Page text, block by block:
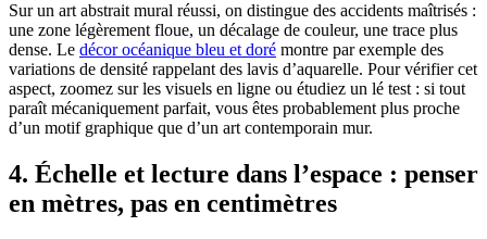
Sur un art abstrait mural réussi, on distingue des accidents maîtrisés :
une zone légèrement floue, un décalage de couleur, une trace plus
dense. Le décor océanique bleu et doré montre par exemple des
variations de densité rappelant des lavis d’aquarelle. Pour vérifier cet
aspect, zoomez sur les visuels en ligne ou étudiez un lé test : si tout
paraît mécaniquement parfait, vous êtes probablement plus proche
d’un motif graphique que d’un art contemporain mur.
4. Échelle et lecture dans l’espace : penser
en mètres, pas en centimètres